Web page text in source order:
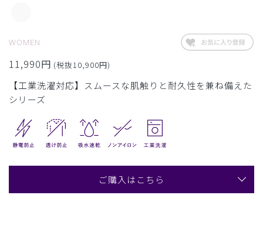
WOMEN
11,990円 (税抜10,900円)
【工業洗濯対応】スムースな肌触りと耐久性を兼ね備えた
シリーズ
ご購入はこちら